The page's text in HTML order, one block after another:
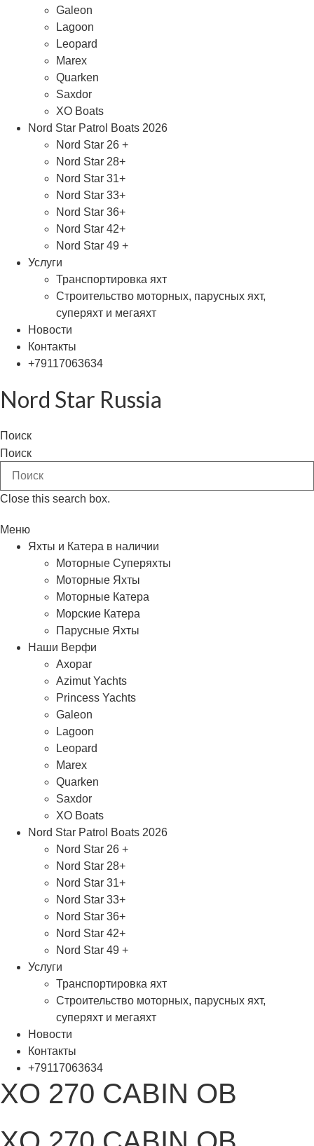
Galeon
Lagoon
Leopard
Marex
Quarken
Saxdor
XO Boats
Nord Star Patrol Boats 2026
Nord Star 26 +
Nord Star 28+
Nord Star 31+
Nord Star 33+
Nord Star 36+
Nord Star 42+
Nord Star 49 +
Услуги
Транспортировка яхт
Строительство моторных, парусных яхт,
суперяхт и мегаяхт
Новости
Контакты
+79117063634
Nord Star Russia
Поиск
Поиск
Close this search box.
Меню
Яхты и Катера в наличии
Моторные Суперяхты
Моторные Яхты
Моторные Катера
Морские Катера
Парусные Яхты
Наши Верфи
Axopar
Azimut Yachts
Princess Yachts
Galeon
Lagoon
Leopard
Marex
Quarken
Saxdor
XO Boats
Nord Star Patrol Boats 2026
Nord Star 26 +
Nord Star 28+
Nord Star 31+
Nord Star 33+
Nord Star 36+
Nord Star 42+
Nord Star 49 +
Услуги
Транспортировка яхт
Строительство моторных, парусных яхт,
суперяхт и мегаяхт
Новости
Контакты
+79117063634
XO 270 CABIN OB